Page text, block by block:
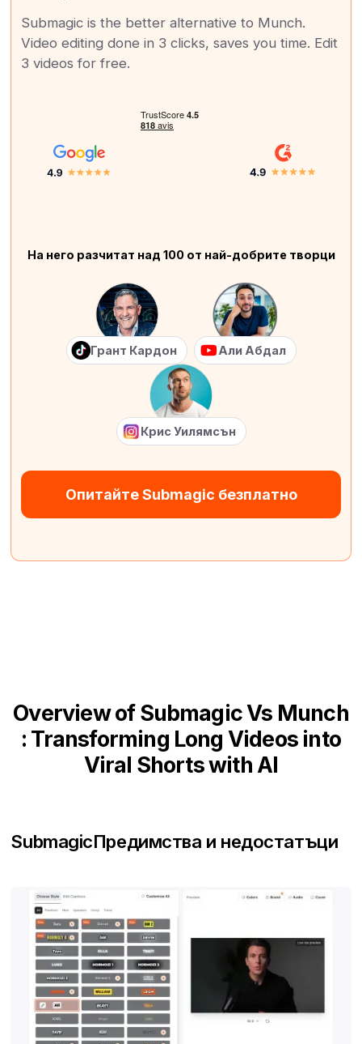
Submagic is the better alternative to Munch.
Video editing done in 3 clicks, saves you time. Edit
3 videos for free.
На него разчитат над 100 от най-добрите творци
Грант Кардон Али Абдал
Крис Уилямсън
Опитайте Submagic безплатно
Overview of Submagic Vs Munch
: Transforming Long Videos into
Viral Shorts with AI
SubmagicПредимства и недостатъци